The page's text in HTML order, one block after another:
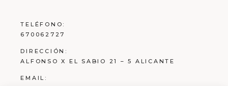
TELÉFONO:
670062727
DIRECCIÓN:
ALFONSO X EL SABIO 21 – 5 ALICANTE
EMAIL: